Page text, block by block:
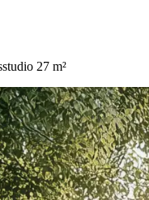
27 m²